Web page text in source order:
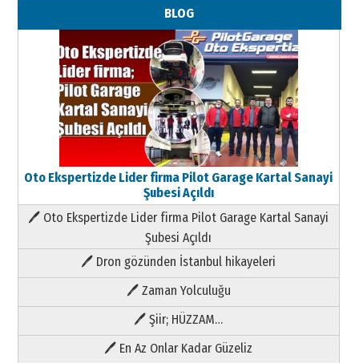
BLOG
Oto Ekspertizde Lider firma Pilot Garage Kartal Sanayi
Şubesi Açıldı
🖊 Oto Ekspertizde Lider firma Pilot Garage Kartal Sanayi
Şubesi Açıldı
🖊 Dron gözünden İstanbul hikayeleri
🖊 Zaman Yolculuğu
🖊 Şiir; HÜZZAM…
🖊 En Az Onlar Kadar Güzeliz